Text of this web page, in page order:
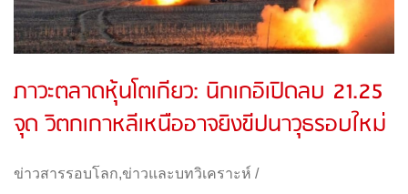
ภาวะตลาดหุ้นโตเกียว: นิกเกอิเปิดลบ 21.25
จุด วิตกเกาหลีเหนืออาจยิงขีปนาวุธรอบใหม่
ข่าวสารรอบโลก,ข่าวและบทวิเคราะห์ /